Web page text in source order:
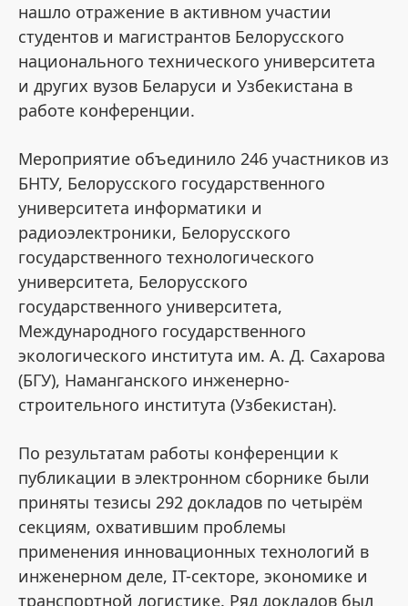
нашло отражение в активном участии
студентов и магистрантов Белорусского
национального технического университета
и других вузов Беларуси и Узбекистана в
работе конференции.
Мероприятие объединило 246 участников из
БНТУ, Белорусского государственного
университета информатики и
радиоэлектроники, Белорусского
государственного технологического
университета, Белорусского
государственного университета,
Международного государственного
экологического института им. А. Д. Сахарова
(БГУ), Наманганского инженерно-
строительного института (Узбекистан).
По результатам работы конференции к
публикации в электронном сборнике были
приняты тезисы 292 докладов по четырём
секциям, охватившим проблемы
применения инновационных технологий в
инженерном деле, IT-секторе, экономике и
транспортной логистике. Ряд докладов был